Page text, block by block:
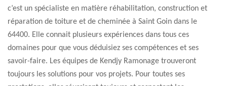
c’est un spécialiste en matière réhabilitation, construction et
réparation de toiture et de cheminée à Saint Goin dans le
64400. Elle connait plusieurs expériences dans tous ces
domaines pour que vous déduisiez ses compétences et ses
savoir-faire. Les équipes de Kendjy Ramonage trouveront
toujours les solutions pour vos projets. Pour toutes ses